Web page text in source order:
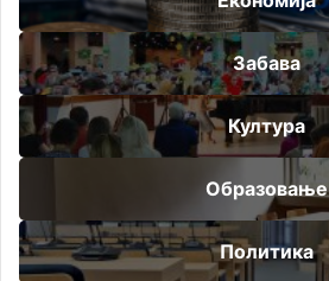
Забава
Култура
Образовање
Политика